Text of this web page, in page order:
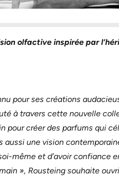
olfactive inspirée par
pour ses créations
à travers cette nouvelle
pour créer des parfums qui
aussi une vision
même et d’avoir confiance
», Rousteing souhaite